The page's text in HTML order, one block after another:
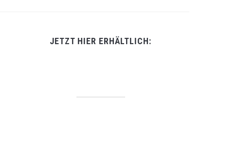
JETZT HIER ERHÄLTLICH: